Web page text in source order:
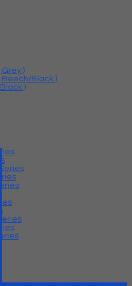
Grey )
Beech/Black )
)